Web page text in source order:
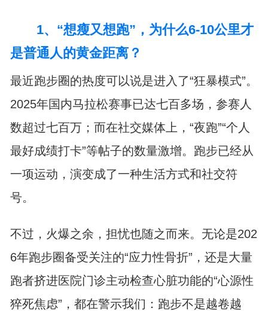
1、“想瘦又想跑”，为什么6-10公里才
是普通人的黄金距离？
最近跑步圈的热度可以说是进入了“狂暴模式”。
2025年国内马拉松赛事已达七百多场，参赛人
数超过七百万；而在社交媒体上，“夜跑”“个人
最好成绩打卡”等帖子的数量激增。跑步已经从
一项运动，演变成了一种生活方式和社交符
号。
不过，火爆之余，担忧也随之而来。无论是202
6年跑步圈备受关注的“应力性骨折”，还是大量
跑者挤进医院门诊主动检查心脏功能的“心源性
猝死焦虑”，都在警示我们：跑步不是越卷越